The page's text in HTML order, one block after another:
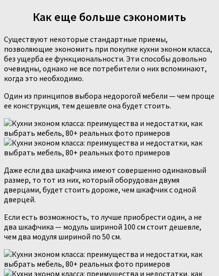
Как еще больше сэкономить
Существуют некоторые стандартные приемы,
позволяющие экономить при покупке кухни эконом класса,
без ущерба ее функциональности. Эти способы довольно
очевидны, однако не все потребители о них вспоминают,
когда это необходимо.
Один из принципов выбора недорогой мебели — чем проще
ее конструкция, тем дешевле она будет стоить.
Даже если два шкафчика имеют совершенно одинаковый
размер, то тот из них, который оборудован двумя
дверцами, будет стоить дороже, чем шкафчик с одной
дверцей.
Если есть возможность, то лучше приобрести один, а не
два шкафчика — модуль шириной 100 см стоит дешевле,
чем два модуля шириной по 50 см.